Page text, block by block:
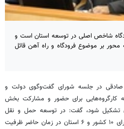
شاخص اصلی در توسعه استان است و
محور بر موضوع فرودگاه و راه آهن قائل
در جلسه شورای گفت‌وگوی دولت و
کارگروه‌هایی برای حضور و مشارکت بخش
تشکیل شود، گفت: در توسعه حمل و نقل
مسافری در فرودگاه زنجان حداقل برای ۱۰ کشور و ۶ استان در زمان حاضر ظرفیت